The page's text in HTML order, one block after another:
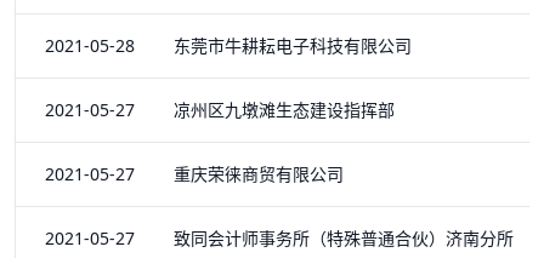
2021-05-28 东莞市牛耕耘电子科技有限公司
2021-05-27 凉州区九墩滩生态建设指挥部
2021-05-27 重庆荣徕商贸有限公司
2021-05-27 致同会计师事务所（特殊普通合伙）济南分所